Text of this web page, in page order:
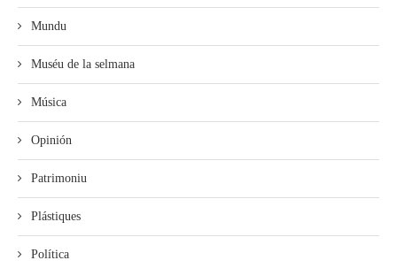
Mundu
Muséu de la selmana
Música
Opinión
Patrimoniu
Plástiques
Política